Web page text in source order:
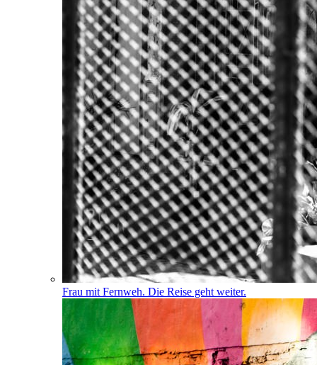
Frau mit Fernweh. Die Reise geht weiter.